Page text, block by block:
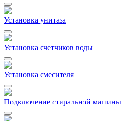
Установка унитаза
Установка счетчиков воды
Установка смесителя
Подключение стиральной машины